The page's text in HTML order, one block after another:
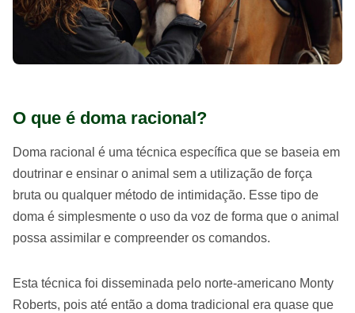
O que é doma racional?
Doma racional é uma técnica específica que se baseia em
doutrinar e ensinar o animal sem a utilização de força
bruta ou qualquer método de intimidação. Esse tipo de
doma é simplesmente o uso da voz de forma que o animal
possa assimilar e compreender os comandos.
Esta técnica foi disseminada pelo norte-americano Monty
Roberts, pois até então a doma tradicional era quase que